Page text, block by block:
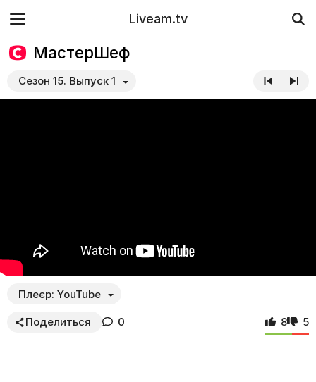
Liveam.tv
МастерШеф
Сезон 15. Выпуск 1
Плеєр: YouTube
Поделиться 0 8 5